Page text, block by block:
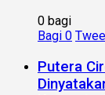
0 bagi
Bagi 0
Putera